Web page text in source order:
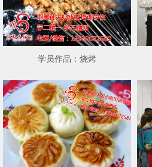
学员作品：烧烤